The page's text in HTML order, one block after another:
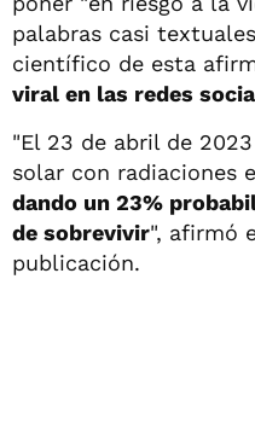
palabras casi
científico de esta
viral en las redes
"El 23 de abril de
solar con radiaciones
dando un 23%
de sobrevivir", afirmó
publicación.